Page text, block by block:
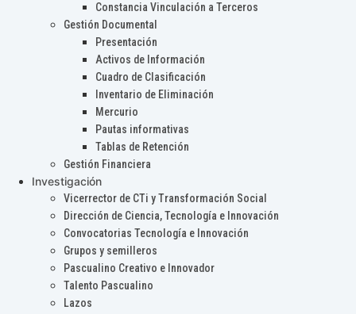
Constancia Vinculación a Terceros
Gestión Documental
Presentación
Activos de Información
Cuadro de Clasificación
Inventario de Eliminación
Mercurio
Pautas informativas
Tablas de Retención
Gestión Financiera
Investigación
Vicerrector de CTi y Transformación Social
Dirección de Ciencia, Tecnología e Innovación
Convocatorias Tecnología e Innovación
Grupos y semilleros
Pascualino Creativo e Innovador
Talento Pascualino
Lazos